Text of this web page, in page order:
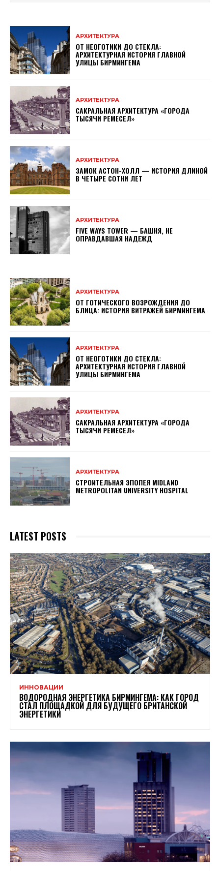
АРХИТЕКТУРА
ОТ НЕОГОТИКИ ДО СТЕКЛА:
АРХИТЕКТУРНАЯ ИСТОРИЯ ГЛАВНОЙ
УЛИЦЫ БИРМИНГЕМА
АРХИТЕКТУРА
САКРАЛЬНАЯ АРХИТЕКТУРА «ГОРОДА
ТЫСЯЧИ РЕМЕСЕЛ»
АРХИТЕКТУРА
ЗАМОК АСТОН-ХОЛЛ — ИСТОРИЯ ДЛИНОЙ
В ЧЕТЫРЕ СОТНИ ЛЕТ
АРХИТЕКТУРА
FIVE WAYS TOWER — БАШНЯ, НЕ
ОПРАВДАВШАЯ НАДЕЖД
АРХИТЕКТУРА
ОТ ГОТИЧЕСКОГО ВОЗРОЖДЕНИЯ ДО
БЛИЦА: ИСТОРИЯ ВИТРАЖЕЙ БИРМИНГЕМА
АРХИТЕКТУРА
ОТ НЕОГОТИКИ ДО СТЕКЛА:
АРХИТЕКТУРНАЯ ИСТОРИЯ ГЛАВНОЙ
УЛИЦЫ БИРМИНГЕМА
АРХИТЕКТУРА
САКРАЛЬНАЯ АРХИТЕКТУРА «ГОРОДА
ТЫСЯЧИ РЕМЕСЕЛ»
АРХИТЕКТУРА
СТРОИТЕЛЬНАЯ ЭПОПЕЯ MIDLAND
METROPOLITAN UNIVERSITY HOSPITAL
LATEST POSTS
ИННОВАЦИИ
ВОДОРОДНАЯ ЭНЕРГЕТИКА БИРМИНГЕМА: КАК ГОРОД
СТАЛ ПЛОЩАДКОЙ ДЛЯ БУДУЩЕГО БРИТАНСКОЙ
ЭНЕРГЕТИКИ